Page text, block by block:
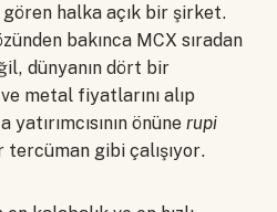
halka açık bir şirket.
bakınca MCX sıradan
dünyanın dört bir
metal fiyatlarını alıp
önüne rupi
gibi çalışıyor.